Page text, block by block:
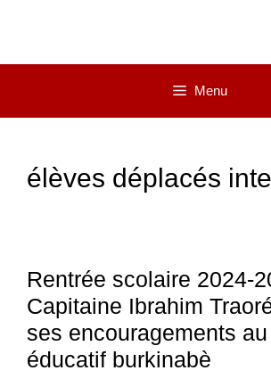
Menu
élèves déplacés
Rentrée scolaire 2024-
Capitaine Ibrahim
ses encouragements
éducatif burkinabè